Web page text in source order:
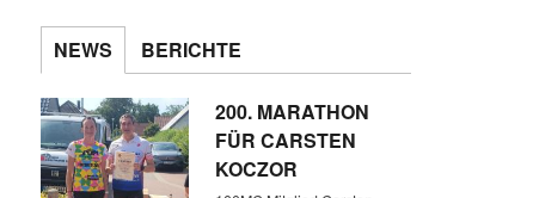
NEWS BERICHTE
200. MARATHON
FÜR CARSTEN
KOCZOR